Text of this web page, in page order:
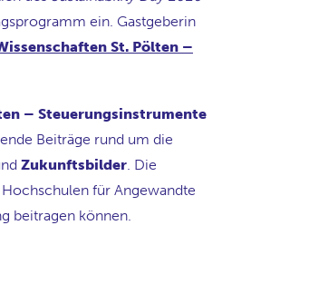
ein. Gastgeberin
St. Pölten –
– Steuerungsinstrumente
Beiträge rund um die
Zukunftsbilder. Die
für Angewandte
beitragen können.